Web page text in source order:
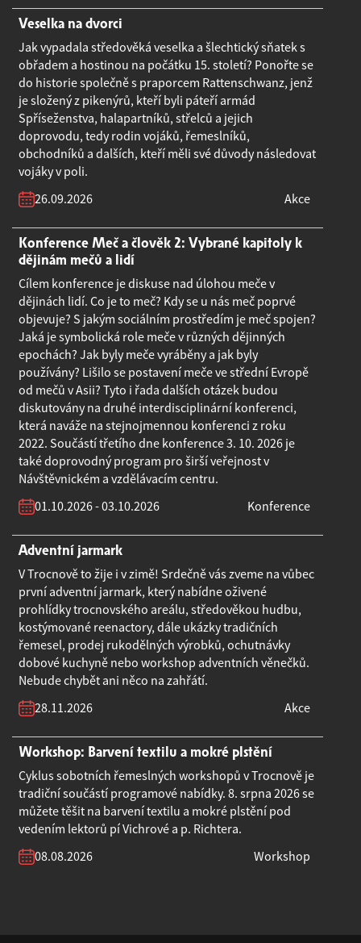
Veselka na dvorci
Jak vypadala středověká veselka a šlechtický sňatek s
obřadem a hostinou na počátku 15. století? Ponořte se
do historie společně s praporcem Rattenschwanz, jenž
je složený z pikenýrů, kteří byli páteří armád
Spříseženstva, halapartníků, střelců a jejich
doprovodu, tedy rodin vojáků, řemeslníků,
obchodníků a dalších, kteří měli své důvody následovat
vojáky v poli.
26.09.2026
Akce
Konference Meč a člověk 2: Vybrané kapitoly k
dějinám mečů a lidí
Cílem konference je diskuse nad úlohou meče v
dějinách lidí. Co je to meč? Kdy se u nás meč poprvé
objevuje? S jakým sociálním prostředím je meč spojen?
Jaká je symbolická role meče v různých dějinných
epochách? Jak byly meče vyráběny a jak byly
používány? Lišilo se postavení meče ve střední Evropě
od mečů v Asii? Tyto i řada dalších otázek budou
diskutovány na druhé interdisciplinární konferenci,
která naváže na stejnojmennou konferenci z roku
2022. Součástí třetího dne konference 3. 10. 2026 je
také doprovodný program pro širší veřejnost v
Návštěvnickém a vzdělávacím centru.
01.10.2026 - 03.10.2026
Konference
Adventní jarmark
V Trocnově to žije i v zimě! Srdečně vás zveme na vůbec
první adventní jarmark, který nabídne oživené
prohlídky trocnovského areálu, středověkou hudbu,
kostýmované reenactory, dále ukázky tradičních
řemesel, prodej rukodělných výrobků, ochutnávky
dobové kuchyně nebo workshop adventních věnečků.
Nebude chybět ani něco na zahřátí.
28.11.2026
Akce
Workshop: Barvení textilu a mokré plstění
Cyklus sobotních řemeslných workshopů v Trocnově je
tradiční součástí programové nabídky. 8. srpna 2026 se
můžete těšit na barvení textilu a mokré plstění pod
vedením lektorů pí Vichrové a p. Richtera.
08.08.2026
Workshop